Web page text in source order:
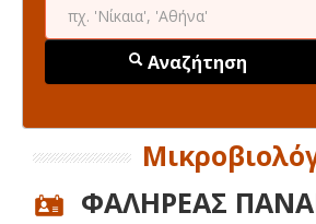
Αναζήτηση
ΦΑΛΗΡΕΑΣ